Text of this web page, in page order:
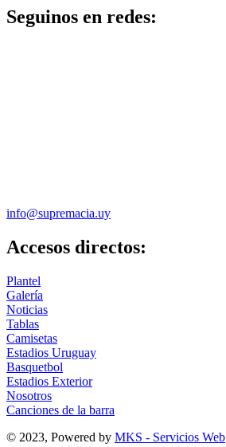
Seguinos en redes:
info@supremacia.uy
Accesos directos:
Plantel
Galería
Noticias
Tablas
Camisetas
Estadios Uruguay
Basquetbol
Estadios Exterior
Nosotros
Canciones de la barra
© 2023, Powered by MKS - Servicios Web